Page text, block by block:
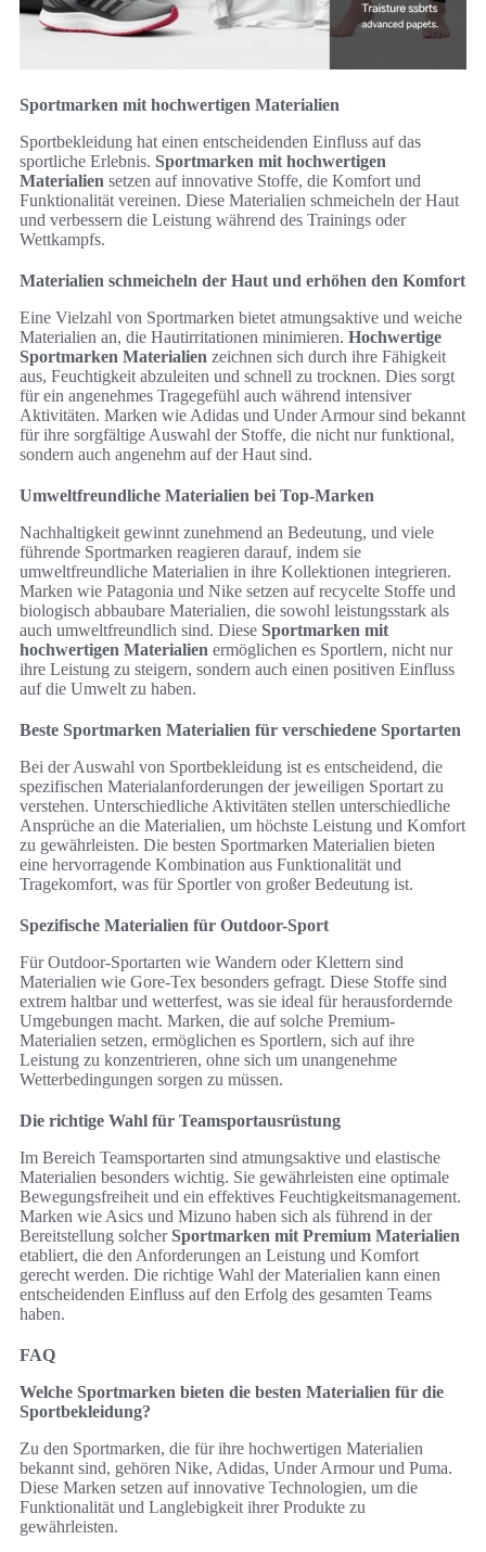
Sportmarken mit hochwertigen Materialien
Sportbekleidung hat einen entscheidenden Einfluss auf das
sportliche Erlebnis. Sportmarken mit hochwertigen
Materialien setzen auf innovative Stoffe, die Komfort und
Funktionalität vereinen. Diese Materialien schmeicheln der Haut
und verbessern die Leistung während des Trainings oder
Wettkampfs.
Materialien schmeicheln der Haut und erhöhen den Komfort
Eine Vielzahl von Sportmarken bietet atmungsaktive und weiche
Materialien an, die Hautirritationen minimieren. Hochwertige
Sportmarken Materialien zeichnen sich durch ihre Fähigkeit
aus, Feuchtigkeit abzuleiten und schnell zu trocknen. Dies sorgt
für ein angenehmes Tragegefühl auch während intensiver
Aktivitäten. Marken wie Adidas und Under Armour sind bekannt
für ihre sorgfältige Auswahl der Stoffe, die nicht nur funktional,
sondern auch angenehm auf der Haut sind.
Umweltfreundliche Materialien bei Top-Marken
Nachhaltigkeit gewinnt zunehmend an Bedeutung, und viele
führende Sportmarken reagieren darauf, indem sie
umweltfreundliche Materialien in ihre Kollektionen integrieren.
Marken wie Patagonia und Nike setzen auf recycelte Stoffe und
biologisch abbaubare Materialien, die sowohl leistungsstark als
auch umweltfreundlich sind. Diese Sportmarken mit
hochwertigen Materialien ermöglichen es Sportlern, nicht nur
ihre Leistung zu steigern, sondern auch einen positiven Einfluss
auf die Umwelt zu haben.
Beste Sportmarken Materialien für verschiedene Sportarten
Bei der Auswahl von Sportbekleidung ist es entscheidend, die
spezifischen Materialanforderungen der jeweiligen Sportart zu
verstehen. Unterschiedliche Aktivitäten stellen unterschiedliche
Ansprüche an die Materialien, um höchste Leistung und Komfort
zu gewährleisten. Die besten Sportmarken Materialien bieten
eine hervorragende Kombination aus Funktionalität und
Tragekomfort, was für Sportler von großer Bedeutung ist.
Spezifische Materialien für Outdoor-Sport
Für Outdoor-Sportarten wie Wandern oder Klettern sind
Materialien wie Gore-Tex besonders gefragt. Diese Stoffe sind
extrem haltbar und wetterfest, was sie ideal für herausfordernde
Umgebungen macht. Marken, die auf solche Premium-
Materialien setzen, ermöglichen es Sportlern, sich auf ihre
Leistung zu konzentrieren, ohne sich um unangenehme
Wetterbedingungen sorgen zu müssen.
Die richtige Wahl für Teamsportausrüstung
Im Bereich Teamsportarten sind atmungsaktive und elastische
Materialien besonders wichtig. Sie gewährleisten eine optimale
Bewegungsfreiheit und ein effektives Feuchtigkeitsmanagement.
Marken wie Asics und Mizuno haben sich als führend in der
Bereitstellung solcherSportmarken mit Premium Materialien
etabliert, die den Anforderungen an Leistung und Komfort
gerecht werden. Die richtige Wahl der Materialien kann einen
entscheidenden Einfluss auf den Erfolg des gesamten Teams
haben.
FAQ
Welche Sportmarken bieten die besten Materialien für die
Sportbekleidung?
Zu den Sportmarken, die für ihre hochwertigen Materialien
bekannt sind, gehören Nike, Adidas, Under Armour und Puma.
Diese Marken setzen auf innovative Technologien, um die
Funktionalität und Langlebigkeit ihrer Produkte zu
gewährleisten.